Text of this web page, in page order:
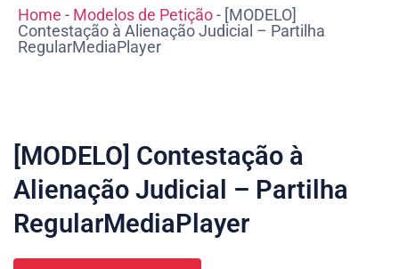
Home - Modelos de Petição- [MODELO]
Contestação à Alienação Judicial – Partilha
RegularMediaPlayer
[MODELO] Contestação à
Alienação Judicial – Partilha
RegularMediaPlayer